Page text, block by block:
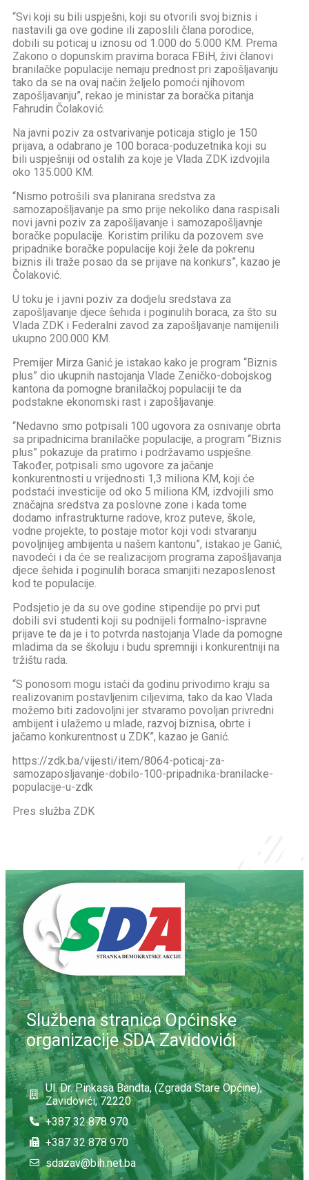
“Svi koji su bili uspješni, koji su otvorili svoj biznis i
nastavili ga ove godine ili zaposlili člana porodice,
dobili su poticaj u iznosu od 1.000 do 5.000 KM. Prema
Zakono o dopunskim pravima boraca FBiH, živi članovi
branilačke populacije nemaju prednost pri zapošljavanju
tako da se na ovaj način željelo pomoći njihovom
zapošljavanju”, rekao je ministar za boračka pitanja
Fahrudin Čolaković.
Na javni poziv za ostvarivanje poticaja stiglo je 150
prijava, a odabrano je 100 boraca-poduzetnika koji su
bili uspješniji od ostalih za koje je Vlada ZDK izdvojila
oko 135.000 KM.
“Nismo potrošili sva planirana sredstva za
samozapošljavanje pa smo prije nekoliko dana raspisali
novi javni poziv za zapošljavanje i samozapošljavnje
boračke populacije. Koristim priliku da pozovem sve
pripadnike boračke populacije koji žele da pokrenu
biznis ili traže posao da se prijave na konkurs”, kazao je
Čolaković.
U toku je i javni poziv za dodjelu sredstava za
zapošljavanje djece šehida i poginulih boraca, za što su
Vlada ZDK i Federalni zavod za zapošljavanje namijenili
ukupno 200.000 KM.
Premijer Mirza Ganić je istakao kako je program “Biznis
plus” dio ukupnih nastojanja Vlade Zeničko-dobojskog
kantona da pomogne branilačkoj populaciji te da
podstakne ekonomski rast i zapošljavanje.
“Nedavno smo potpisali 100 ugovora za osnivanje obrta
sa pripadnicima branilačke populacije, a program “Biznis
plus” pokazuje da pratimo i podržavamo uspješne.
Također, potpisali smo ugovore za jačanje
konkurentnosti u vrijednosti 1,3 miliona KM, koji će
podstaći investicije od oko 5 miliona KM, izdvojili smo
značajna sredstva za poslovne zone i kada tome
dodamo infrastrukturne radove, kroz puteve, škole,
vodne projekte, to postaje motor koji vodi stvaranju
povoljnijeg ambijenta u našem kantonu”, istakao je Ganić,
navodeći i da će se realizacijom programa zapošljavanja
djece šehida i poginulih boraca smanjiti nezaposlenost
kod te populacije.
Podsjetio je da su ove godine stipendije po prvi put
dobili svi studenti koji su podnijeli formalno-ispravne
prijave te da je i to potvrda nastojanja Vlade da pomogne
mladima da se školuju i budu spremniji i konkurentniji na
tržištu rada.
“S ponosom mogu istaći da godinu privodimo kraju sa
realizovanim postavljenim ciljevima, tako da kao Vlada
možemo biti zadovoljni jer stvaramo povoljan privredni
ambijent i ulažemo u mlade, razvoj biznisa, obrte i
jačamo konkurentnost u ZDK”, kazao je Ganić.
https://zdk.ba/vijesti/item/8064-poticaj-za-
samozaposljavanje-dobilo-100-pripadnika-branilacke-
populacije-u-zdk
Pres služba ZDK
Službena stranica Općinske
organizacije SDA Zavidovići
Ul. Dr. Pinkasa Bandta, (Zgrada Stare Općine),
Zavidovići, 72220
+387 32 878 970
+387 32 878 970
sdazav@bih.net.ba